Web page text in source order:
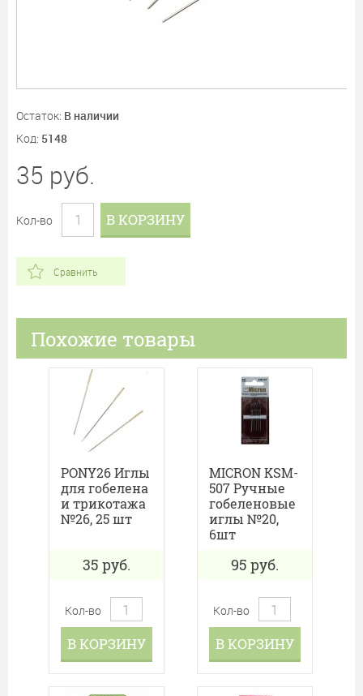
Остаток: В наличии
Код: 5148
35 руб.
Кол-во В КОРЗИНУ
Сравнить
Похожие товары
PONY26 Иглы
для гобелена
и трикотажа
№26, 25 шт
35 руб.
Кол-во
В КОРЗИНУ
MICRON KSM-
507 Ручные
гобеленовые
иглы №20,
6шт
95 руб.
Кол-во
В КОРЗИНУ